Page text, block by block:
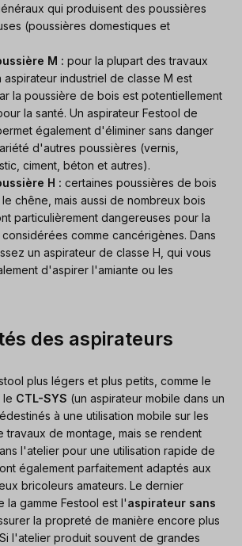
qui produisent des poussières
(poussières domestiques et
M : pour la plupart des travaux
aspirateur industriel de classe M est
la poussière de bois est potentiellement
la santé. Un aspirateur Festool de
également d'éliminer sans danger
d'autres poussières (vernis,
ciment, béton et autres).
H : certaines poussières de bois
chêne, mais aussi de nombreux bois
particulièrement dangereuses pour la
comme cancérigènes. Dans
un aspirateur de classe H, qui vous
d'aspirer l'amiante ou les
des aspirateurs
plus légers et plus petits, comme le
le CTL-SYS (un aspirateur mobile dans un
à une utilisation mobile sur les
travaux de montage, mais se rendent
l'atelier pour une utilisation rapide de
également parfaitement adaptés aux
bricoleurs amateurs. Le dernier
gamme Festool est l'aspirateur sans
la propreté de manière encore plus
l'atelier produit souvent de grandes